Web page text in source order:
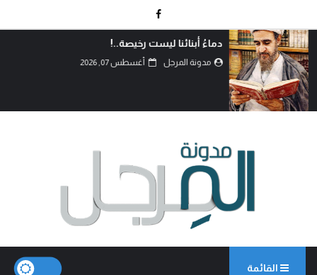
دماءُ أبنائنا ليست رخيصة..!
مدونة المرجل أغسطس 07, 2026
القائمة